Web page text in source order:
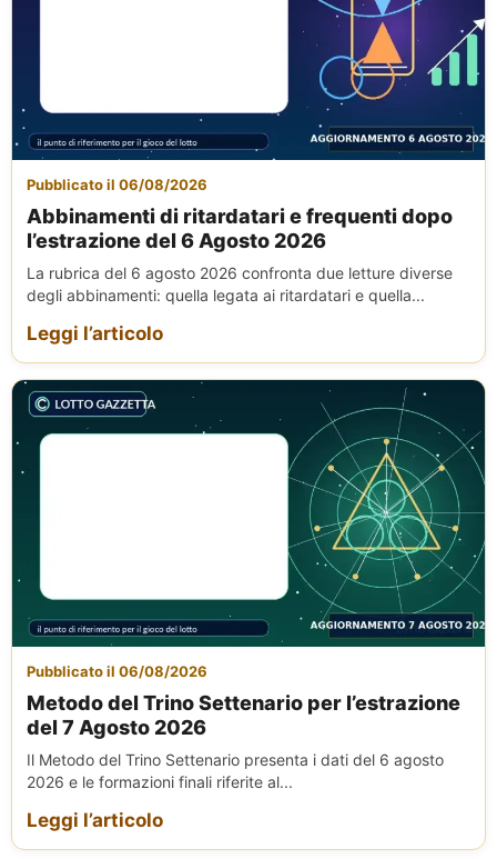
Pubblicato il 06/08/2026
Abbinamenti di ritardatari e frequenti dopo
l’estrazione del 6 Agosto 2026
La rubrica del 6 agosto 2026 confronta due letture diverse
degli abbinamenti: quella legata ai ritardatari e quella...
Leggi l’articolo
Pubblicato il 06/08/2026
Metodo del Trino Settenario per l’estrazione
del 7 Agosto 2026
Il Metodo del Trino Settenario presenta i dati del 6 agosto
2026 e le formazioni finali riferite al...
Leggi l’articolo